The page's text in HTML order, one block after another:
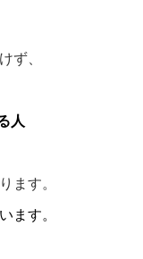
ず、
人
ます。
ます。